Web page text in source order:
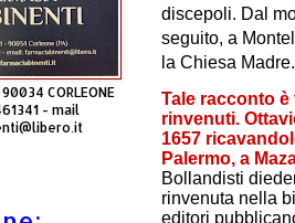
discepoli. Dal
seguito, a
la Chiesa Madre.
Tale racconto
rinvenuti.
1657
Palermo, a
Bollandisti
rinvenuta nella
editori
CORLEONE
- mail